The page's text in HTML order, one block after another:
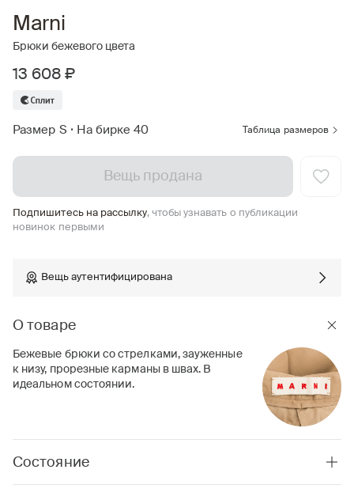
Marni
Брюки бежевого цвета
13 608 ₽
Размер S • На бирке 40 Таблица размеров
Вещь продана
Подпишитесь на рассылку, чтобы узнавать о публикации
новинок первыми
Вещь аутентифицирована
О товаре
Бежевые брюки со стрелками, зауженные
к низу, прорезные карманы в швах. В
идеальном состоянии.
Состояние